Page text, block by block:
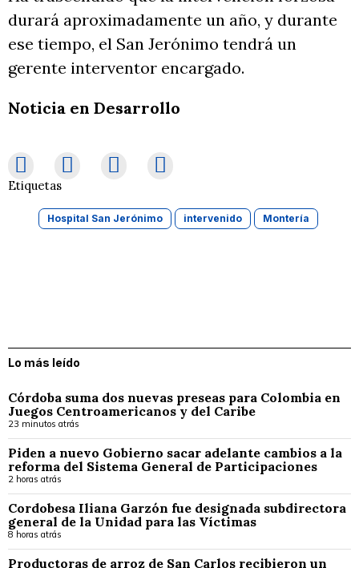
durará aproximadamente un año, y durante
ese tiempo, el San Jerónimo tendrá un
gerente interventor encargado.
Noticia en Desarrollo
Etiquetas
Hospital San Jerónimo intervenido Montería
Lo más leído
Córdoba suma dos nuevas preseas para Colombia en
Juegos Centroamericanos y del Caribe
23 minutos atrás
Piden a nuevo Gobierno sacar adelante cambios a la
reforma del Sistema General de Participaciones
2 horas atrás
Cordobesa Iliana Garzón fue designada subdirectora
general de la Unidad para las Víctimas
8 horas atrás
Productoras de arroz de San Carlos recibieron un